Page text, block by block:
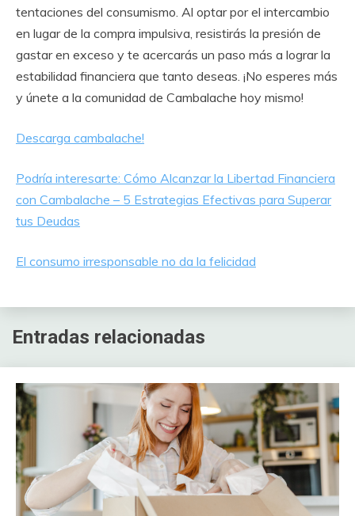
tentaciones del consumismo. Al optar por el intercambio
en lugar de la compra impulsiva, resistirás la presión de
gastar en exceso y te acercarás un paso más a lograr la
estabilidad financiera que tanto deseas. ¡No esperes más
y únete a la comunidad de Cambalache hoy mismo!
Descarga cambalache!
Podría interesarte: Cómo Alcanzar la Libertad Financiera
con Cambalache – 5 Estrategias Efectivas para Superar
tus Deudas
El consumo irresponsable no da la felicidad
Entradas relacionadas